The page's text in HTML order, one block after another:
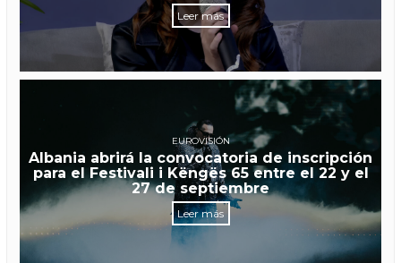
Leer más
EUROVISIÓN
Albania abrirá la convocatoria de inscripción
para el Festivali i Këngës 65 entre el 22 y el
27 de septiembre
Leer más